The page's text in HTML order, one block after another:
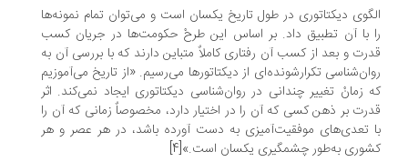
دیکتاتوری در طول تاریخ یکسان است و می‌توان تمام نمونه‌ها
با آن تطبیق داد. بر اساس این طرحْ حکومت‌ها در جریان کسب
و بعد از کسب آن رفتاری کاملاٌ متباین دارند که با بررسی آن به
تکرارشونده‌ای از دیکتاتورها می‌رسیم. «از تاریخ می‌آموزیم
زمانْ تغییر چندانی در روان‌شناسی دیکتاتوری ایجاد نمی‌کند. اثر
بر ذهن کسی که آن را در اختیار دارد، مخصوصاٌ زمانی که آن را
تعدی‌های موفقیت‌آمیزی به دست آورده باشد، در هر عصر و هر
به‌طور چشمگیری یکسان است.»[4]